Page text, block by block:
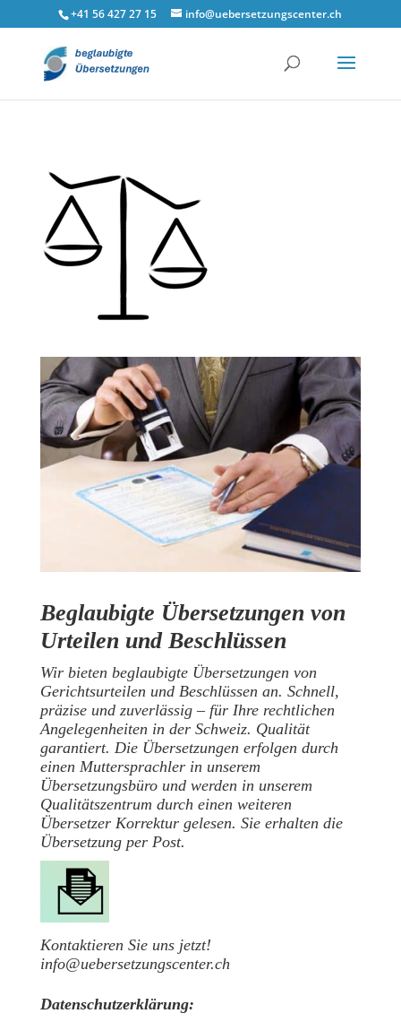
google-site-verification=y38nzQ4of1tUwdoSVDbeRymK1YorhSCiA1
+41 56 427 27 15 info@uebersetzungscenter.ch
Beglaubigte Übersetzungen von
Urteilen und Beschlüssen
Wir bieten beglaubigte Übersetzungen von
Gerichtsurteilen und Beschlüssen an. Schnell,
präzise und zuverlässig – für Ihre rechtlichen
Angelegenheiten in der Schweiz. Qualität
garantiert. Die Übersetzungen erfolgen durch
einen Muttersprachler in unserem
Übersetzungsbüro und werden in unserem
Qualitätszentrum durch einen weiteren
Übersetzer Korrektur gelesen. Sie erhalten die
Übersetzung per Post.
Kontaktieren Sie uns jetzt!
info@uebersetzungscenter.ch
Datenschutzerklärung: